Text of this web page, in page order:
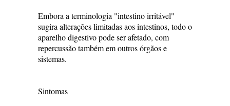
Embora a terminologia "intestino irritável"
sugira alterações limitadas aos intestinos, todo o
aparelho digestivo pode ser afetado, com
repercussão também em outros órgãos e
sistemas.
Sintomas